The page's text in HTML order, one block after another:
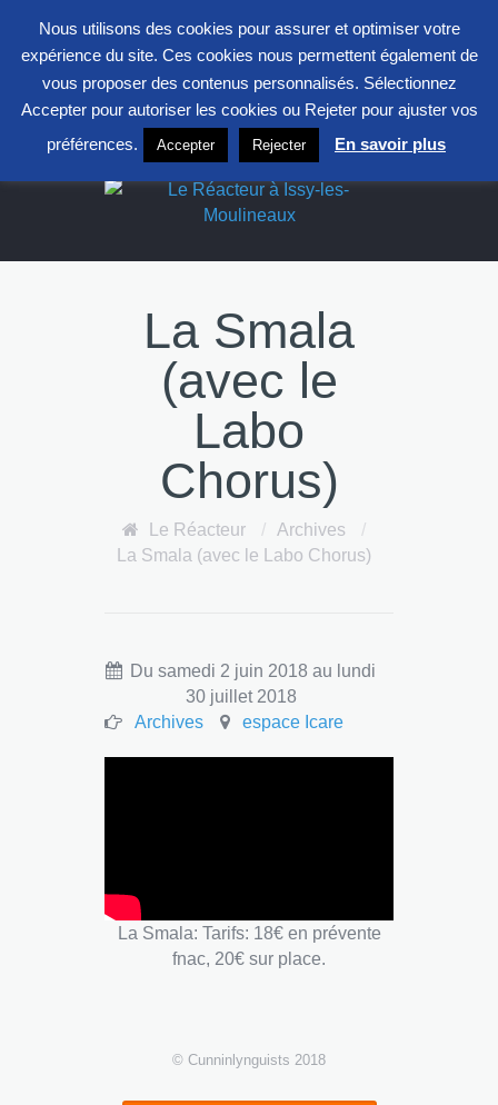
entrepont@clavim.asso.fr 01 41 23 83 83
Le Réacteur
La Smala
(avec le
Labo
Chorus)
Le Réacteur / Archives
/
La Smala (avec le Labo Chorus)
Du samedi 2 juin 2018 au lundi
30 juillet 2018
Archives
espace Icare
La Smala: Tarifs: 18€ en prévente
fnac, 20€ sur place.
© Cunninlynguists 2018
Nous utilisons des cookies pour assurer et optimiser votre
expérience du site. Ces cookies nous permettent également de
vous proposer des contenus personnalisés. Sélectionnez
Accepter pour autoriser les cookies ou Rejeter pour ajuster vos
préférences.
Accepter Rejecter En savoir plus